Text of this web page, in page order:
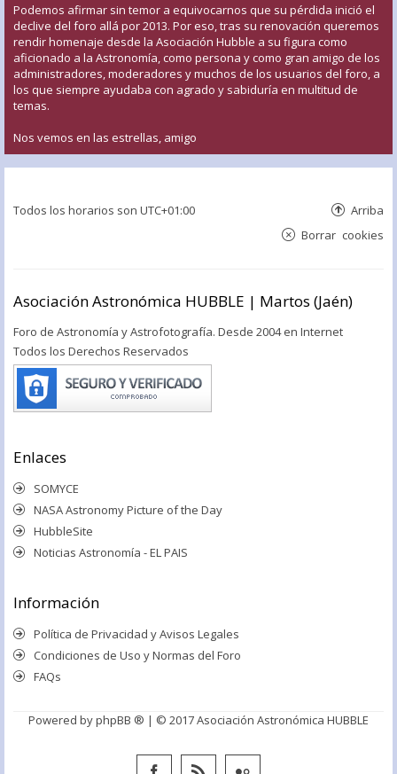
Podemos afirmar sin temor a equivocarnos que su pérdida inició el
declive del foro allá por 2013. Por eso, tras su renovación queremos
rendir homenaje desde la Asociación Hubble a su figura como
aficionado a la Astronomía, como persona y como gran amigo de los
administradores, moderadores y muchos de los usuarios del foro, a
los que siempre ayudaba con agrado y sabiduría en multitud de
temas.
Nos vemos en las estrellas, amigo
Todos los horarios son UTC+01:00 Arriba
Borrar cookies
Asociación Astronómica HUBBLE | Martos (Jaén)
Foro de Astronomía y Astrofotografía. Desde 2004 en Internet
Todos los Derechos Reservados
Enlaces
SOMYCE
NASA Astronomy Picture of the Day
HubbleSite
Noticias Astronomía - EL PAIS
Información
Política de Privacidad y Avisos Legales
Condiciones de Uso y Normas del Foro
FAQs
Powered byphpBB ® | © 2017 Asociación Astronómica HUBBLE